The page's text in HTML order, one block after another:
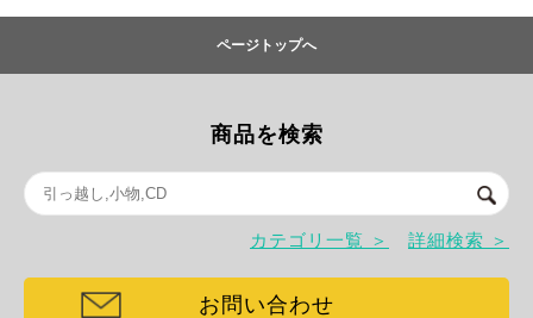
ページトップへ
商品を検索
カテゴリ一覧 ＞ 詳細検索 ＞
お問い合わせ